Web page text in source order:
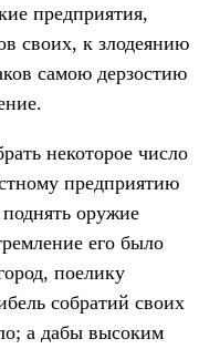
предприятия,
своих, к злодеянию
самою дерзостию
некоторое число
предприятию
оружие
его было
поелику
собратий своих
а дабы высоким